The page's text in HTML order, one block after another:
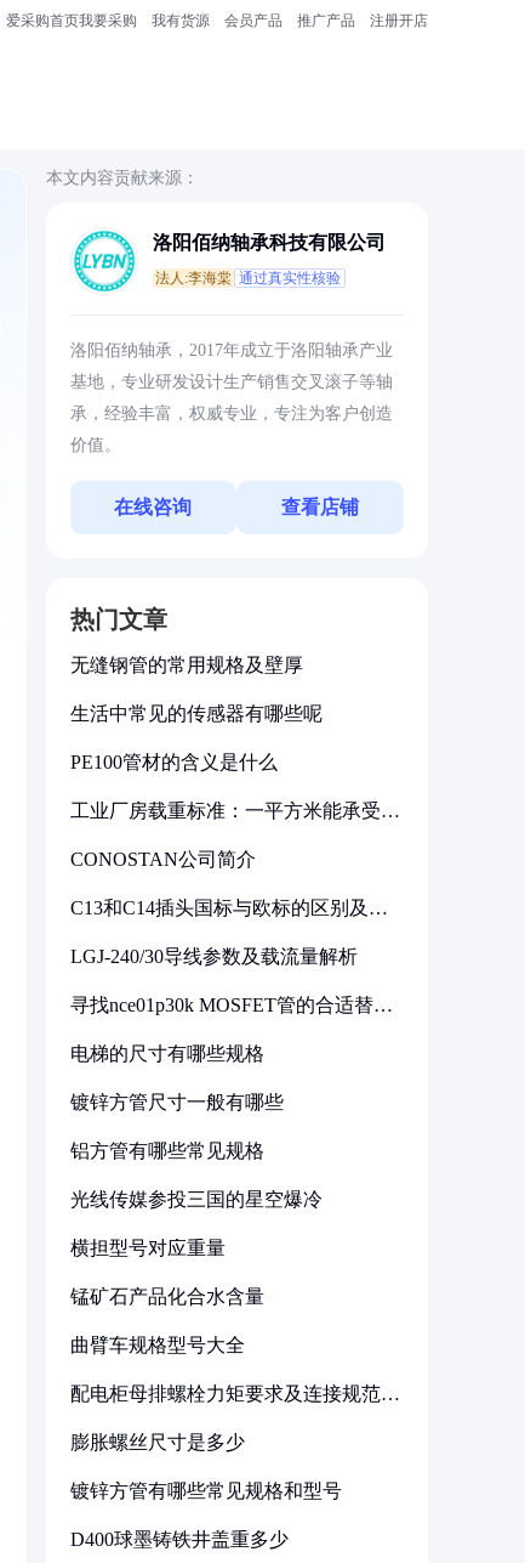
爱采购首页我要采购 我有货源 会员产品 推广产品 注册开店
本文内容贡献来源：
洛阳佰纳轴承科技有限公司
法人:李海棠 通过真实性核验
洛阳佰纳轴承，2017年成立于洛阳轴承产业
基地，专业研发设计生产销售交叉滚子等轴
承，经验丰富，权威专业，专注为客户创造
价值。
在线咨询 查看店铺
热门文章
无缝钢管的常用规格及壁厚
生活中常见的传感器有哪些呢
PE100管材的含义是什么
工业厂房载重标准：一平方米能承受多
CONOSTAN公司简介
C13和C14插头国标与欧标的区别及其
LGJ-240/30导线参数及载流量解析
寻找nce01p30k MOSFET管的合适替代
电梯的尺寸有哪些规格
镀锌方管尺寸一般有哪些
铝方管有哪些常见规格
光线传媒参投三国的星空爆冷
横担型号对应重量
锰矿石产品化合水含量
曲臂车规格型号大全
配电柜母排螺栓力矩要求及连接规范详
膨胀螺丝尺寸是多少
镀锌方管有哪些常见规格和型号
D400球墨铸铁井盖重多少